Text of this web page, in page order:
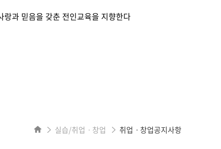
실습/취업ㆍ창업 취업ㆍ창업공지사항